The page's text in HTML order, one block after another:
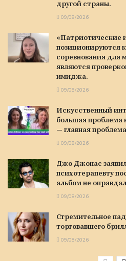
другой страны.
09/08/2026
«Патриотические
позиционируются
соревнования
являются
имиджа.
09/08/2026
Искусственный
большая проблема
— главная
09/08/2026
Джо Джонас
психотерапевту
альбом не
09/08/2026
Стремительное
торговавшего
09/08/2026